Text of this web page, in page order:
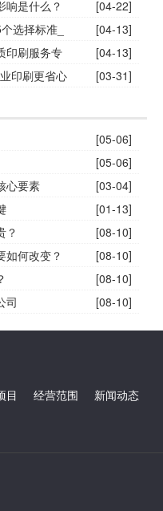
响是什么？
[04-22]
选择标准_
[04-13]
印刷服务专
[04-13]
印刷更省心
[03-31]
[05-06]
[05-06]
心要素
[03-04]
[01-13]
？
[08-10]
如何改变？
[08-10]
[08-10]
司
[08-10]
目 经营范围
新闻动态